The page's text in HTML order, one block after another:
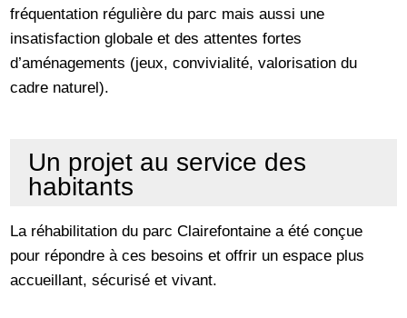
fréquentation régulière du parc mais aussi une
insatisfaction globale et des attentes fortes
d’aménagements (jeux, convivialité, valorisation du
cadre naturel).
Un projet au service des
habitants
La réhabilitation du parc Clairefontaine a été conçue
pour répondre à ces besoins et offrir un espace plus
accueillant, sécurisé et vivant.